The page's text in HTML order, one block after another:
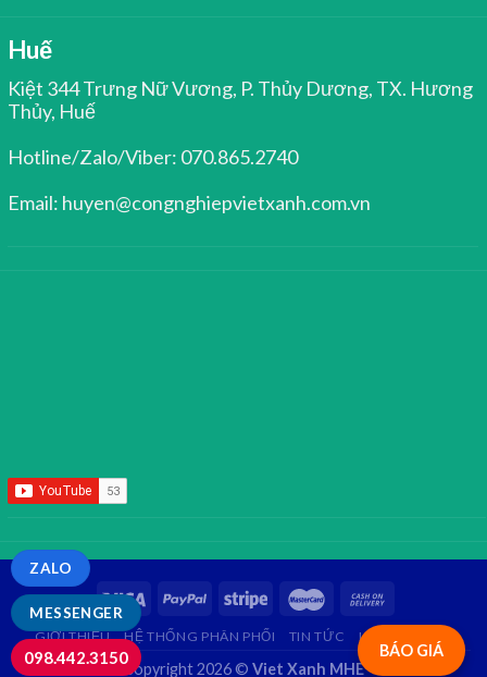
Huế
Kiệt 344 Trưng Nữ Vương, P. Thủy Dương, TX. Hương
Thủy, Huế
Hotline/Zalo/Viber: 070.865.2740
Email: huyen@congnghiepvietxanh.com.vn
BÁO GIÁ
GIỚI THIỆU HỆ THỐNG PHÂN PHỐI TIN TỨC LIÊN HỆ
Copyright 2026 © Viet Xanh MHE
MESSENGER
ZALO
098.442.3150